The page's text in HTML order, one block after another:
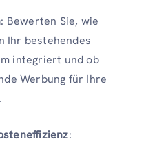
: Bewerten Sie, wie
Ihr bestehendes
integriert und ob
Werbung für Ihre
: